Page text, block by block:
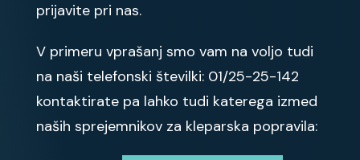
prijavite pri nas.
V primeru vprašanj smo vam na voljo tudi
na naši telefonski številki: 01/25-25-142
kontaktirate pa lahko tudi katerega izmed
naših sprejemnikov za kleparska popravila: